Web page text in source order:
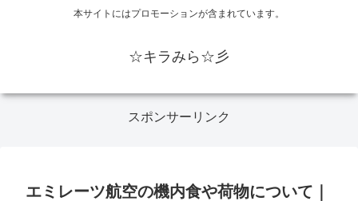
本サイトにはプロモーションが含まれています。
☆キラみら☆彡
スポンサーリンク
エミレーツ航空の機内食や荷物について｜